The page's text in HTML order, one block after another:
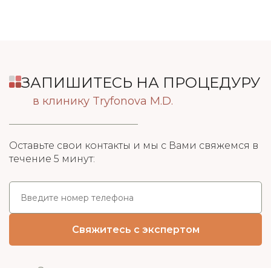
ЗАПИШИТЕСЬ НА ПРОЦЕДУРУ
в клинику Tryfonova M.D.
Оставьте свои контакты и мы с Вами свяжемся в
течение 5 минут: